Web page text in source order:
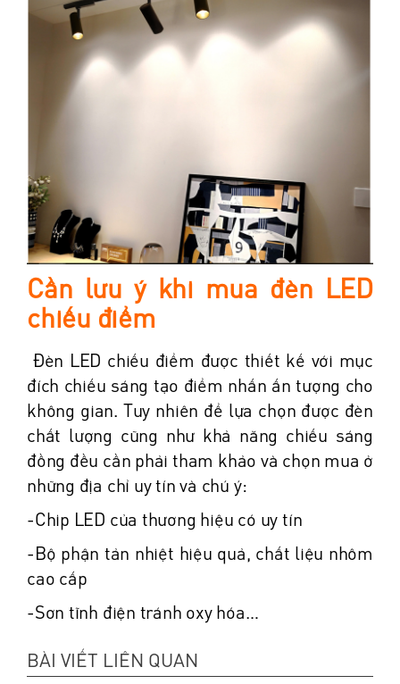
Cần lưu ý khi mua đèn LED
chiếu điểm
Đèn LED chiếu điểm được thiết kế với mục
đích chiếu sáng tạo điểm nhấn ấn tượng cho
không gian. Tuy nhiên để lựa chọn được đèn
chất lượng cũng như khả năng chiếu sáng
đồng đều cần phải tham khảo và chọn mua ở
những địa chỉ uy tín và chú ý:
-Chip LED của thương hiệu có uy tín
-Bộ phận tản nhiệt hiệu quả, chất liệu nhôm
cao cấp
-Sơn tĩnh điện tránh oxy hóa…
BÀI VIẾT LIÊN QUAN